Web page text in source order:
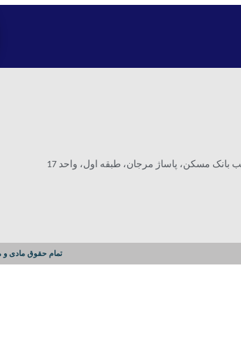
بانک مسکن، پاساژ مرجان، طبقه اول، واحد 17
تمام حقوق مادی و